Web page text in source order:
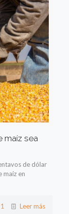
maíz sea
de dólar
maíz en
1 Leer más